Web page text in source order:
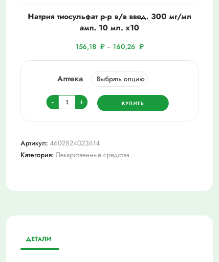
Натрия тиосульфат р-р в/в введ. 300 мг/мл
амп. 10 мл. х10
156,18 ₽ – 160,26 ₽
Аптека
-
Количество
товара
Натрия
р-
р
введ.
мг/
10
+ КУПИТЬ
Артикул: 4602824023614
Категория: Лекарственные средства
ДЕТАЛИ